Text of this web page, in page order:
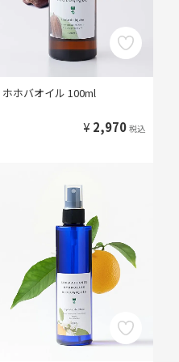
ホホバオイル 100ml
¥ 2,970 税込